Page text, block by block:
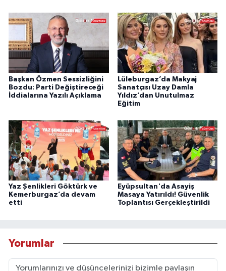
Başkan Özmen Sessizliğini
Bozdu: Parti Değiştireceği
İddialarına Yazılı Açıklama
Lüleburgaz’da Makyaj
Sanatçısı Uzay Damla
Yıldız’dan Unutulmaz
Eğitim
Yaz Şenlikleri Göktürk ve
Kemerburgaz’da devam
etti
Eyüpsultan'da Asayiş
Masaya Yatırıldı! Güvenlik
Toplantısı Gerçekleştirildi
Yorumlar